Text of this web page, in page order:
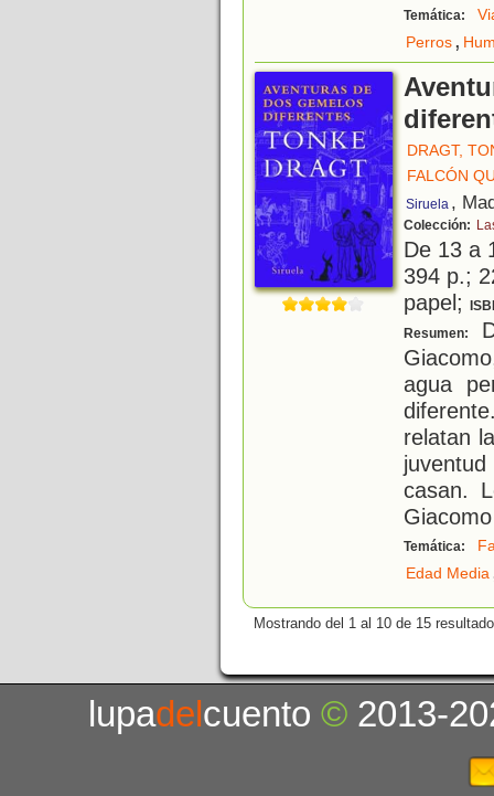
Temática:
Perros,
DRAGT,
FALCÓN
Siruela ,
Colección:
De 13 a
394 p.;
papel;
Resumen:
agua
relatan
casan.
Temática:
Edad Media
Mostrando del 1 al 10 de 15
lupadelcuento© 2013-